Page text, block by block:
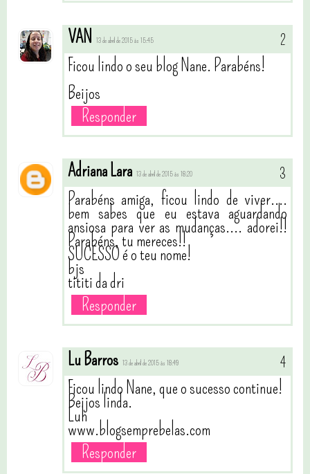
VAN 13 de abril de 2015 às 15:45
Ficou lindo o seu blog Nane. Parabéns!
Beijos
Responder
Adriana Lara 13 de abril de 2015 às 18:20
Parabéns amiga, ficou lindo de viver....
bem sabes que eu estava aguardando
ansiosa para ver as mudanças.... adorei!!
Parabéns, tu mereces!!
SUCESSO é o teu nome!
bjs
tititi da dri
Responder
Lu Barros 13 de abril de 2015 às 18:49
Ficou lindo Nane, que o sucesso continue!
Beijos linda.
Luh
www.blogsemprebelas.com
Responder